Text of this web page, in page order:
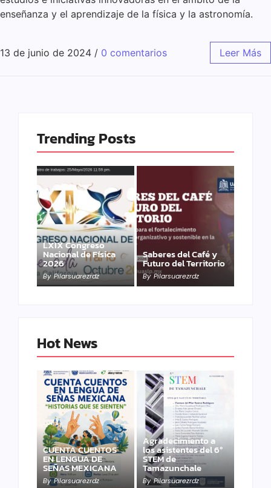
enseñanza y el aprendizaje de la física y la astronomía.
13 de junio de 2024 / 0 comentarios Leer Más
Trending Posts
LXIX Congreso
Nacional de Física
2026
By Pilarsuarezrdz
Saberes del Café y
Futuro del Territorio
By Pilarsuarezrdz
Hot News
CUENTA CUENTOS
EN LENGUA DE
SEÑAS MEXICANA
By Pilarsuarezrdz
Agradecimiento a
los asistentes del 6º
STEM de
Tamazunchale
By Pilarsuarezrdz